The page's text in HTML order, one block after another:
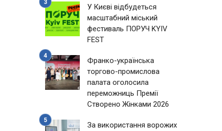
У Києві відбудеться
масштабний міський
фестиваль ПОРУЧ KYIV
FEST
Франко-українська
торгово-промислова
палата оголосила
переможниць Премії
Створено Жінками 2026
За використання ворожих